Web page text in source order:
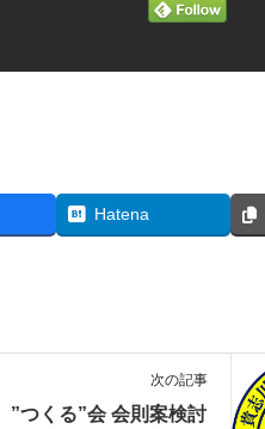
Hatena
次の記事
”つくる”会 会則案検討